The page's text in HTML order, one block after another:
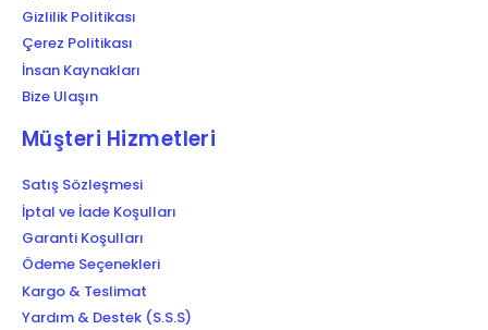
Gizlilik Politikası
Çerez Politikası
İnsan Kaynakları
Bize Ulaşın
Müşteri Hizmetleri
Satış Sözleşmesi
İptal ve İade Koşulları
Garanti Koşulları
Ödeme Seçenekleri
Kargo & Teslimat
Yardım & Destek (S.S.S)